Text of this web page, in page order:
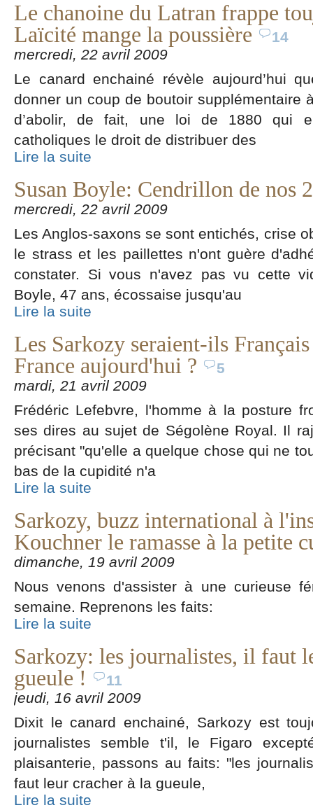
Le chanoine du Latran frappe
Laïcité mange la poussière
14
mercredi, 22 avril 2009
Le canard enchainé révèle aujourd’hui
donner un coup de boutoir supplémentaire
d’abolir, de fait, une loi de 1880 qui
catholiques le droit de distribuer des
Lire la suite
Susan Boyle: Cendrillon de nos
mercredi, 22 avril 2009
Les Anglos-saxons se sont entichés, crise
le strass et les paillettes n'ont guère
constater. Si vous n'avez pas vu cette
Boyle, 47 ans, écossaise jusqu'au
Lire la suite
Les Sarkozy seraient-ils
France aujourd'hui ?
5
mardi, 21 avril 2009
Frédéric Lefebvre, l'homme à la posture
ses dires au sujet de Ségolène Royal. Il
précisant "qu'elle a quelque chose qui ne
bas de la cupidité n'a
Lire la suite
Sarkozy, buzz international à
Kouchner le ramasse à la petite
dimanche, 19 avril 2009
Nous venons d'assister à une curieuse
semaine. Reprenons les faits:
Lire la suite
Sarkozy: les journalistes, il faut
gueule !
11
jeudi, 16 avril 2009
Dixit le canard enchainé, Sarkozy est
journalistes semble t'il, le Figaro
plaisanterie, passons au faits: "les
faut leur cracher à la gueule,
Lire la suite